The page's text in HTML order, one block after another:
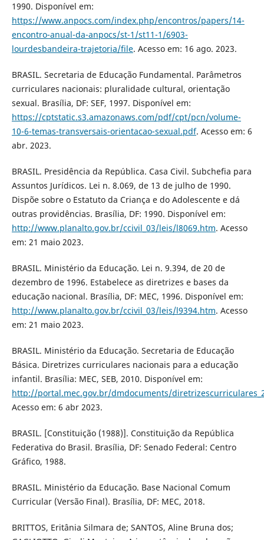
1990. Disponível em:
https://www.anpocs.com/index.php/encontros/papers/14-
encontro-anual-da-anpocs/st-1/st11-1/6903-
lourdesbandeira-trajetoria/file. Acesso em: 16 ago. 2023.
BRASIL. Secretaria de Educação Fundamental. Parâmetros
curriculares nacionais: pluralidade cultural, orientação
sexual. Brasília, DF: SEF, 1997. Disponível em:
https://cptstatic.s3.amazonaws.com/pdf/cpt/pcn/volume-
10-6-temas-transversais-orientacao-sexual.pdf. Acesso em: 6
abr. 2023.
BRASIL. Presidência da República. Casa Civil. Subchefia para
Assuntos Jurídicos. Lei n. 8.069, de 13 de julho de 1990.
Dispõe sobre o Estatuto da Criança e do Adolescente e dá
outras providências. Brasília, DF: 1990. Disponível em:
http://www.planalto.gov.br/ccivil_03/leis/l8069.htm. Acesso
em: 21 maio 2023.
BRASIL. Ministério da Educação. Lei n. 9.394, de 20 de
dezembro de 1996. Estabelece as diretrizes e bases da
educação nacional. Brasília, DF: MEC, 1996. Disponível em:
http://www.planalto.gov.br/ccivil_03/leis/l9394.htm. Acesso
em: 21 maio 2023.
BRASIL. Ministério da Educação. Secretaria de Educação
Básica. Diretrizes curriculares nacionais para a educação
infantil. Brasília: MEC, SEB, 2010. Disponível em:
http://portal.mec.gov.br/dmdocuments/
Acesso em: 6 abr 2023.
BRASIL. [Constituição (1988)]. Constituição da República
Federativa do Brasil. Brasília, DF: Senado Federal: Centro
Gráfico, 1988.
BRASIL. Ministério da Educação. Base Nacional Comum
Curricular (Versão Final). Brasília, DF: MEC, 2018.
BRITTOS, Eritânia Silmara de; SANTOS, Aline Bruna dos;